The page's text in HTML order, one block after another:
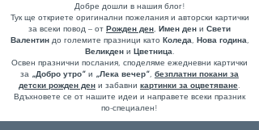
Добре дошли в нашия блог!
Тук ще откриете оригинални пожелания и авторски картички
за всеки повод – от Рожден ден, Имен ден и Свети
Валентиндо големите празници като Коледа, Нова година,
Великдени Цветница.
Освен празнични послания, споделяме ежедневни картички
за „Добро утро“ и „Лека вечер“, безплатни покани за
детски рожден ден и забавни картинки за оцветяване.
Вдъхновете се от нашите идеи и направете всеки празник
по-специален!